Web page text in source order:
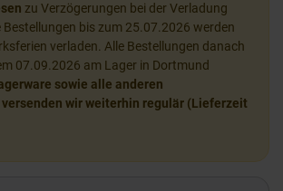
zu Verzögerungen bei der Verladung
bis zum 25.07.2026 werden
verladen. Alle Bestellungen danach
07.09.2026 am Lager in Dortmund
sowie alle anderen
wir weiterhin regulär (Lieferzeit